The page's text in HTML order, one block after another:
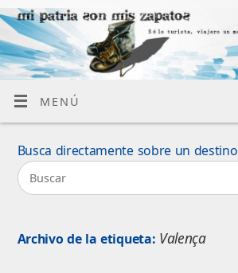
MENÚ
Busca directamente sobre un destino
Archivo de la etiqueta: Valença